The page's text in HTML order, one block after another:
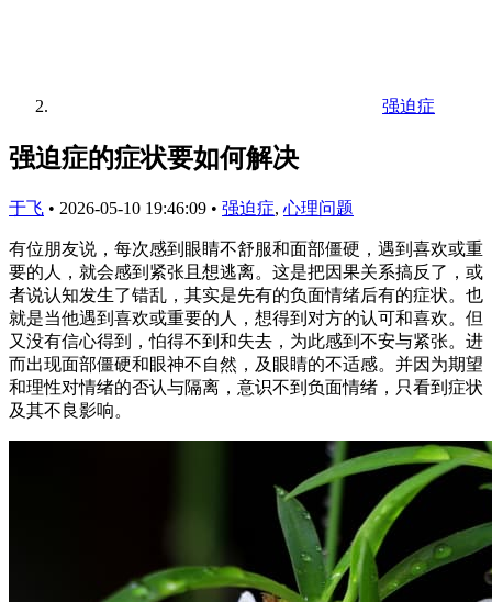
强迫症
强迫症的症状要如何解决
于飞 • 2026-05-10 19:46:09 • 强迫症, 心理问题
有位朋友说，每次感到眼睛不舒服和面部僵硬，遇到喜欢或重
要的人，就会感到紧张且想逃离。这是把因果关系搞反了，或
者说认知发生了错乱，其实是先有的负面情绪后有的症状。也
就是当他遇到喜欢或重要的人，想得到对方的认可和喜欢。但
又没有信心得到，怕得不到和失去，为此感到不安与紧张。进
而出现面部僵硬和眼神不自然，及眼睛的不适感。并因为期望
和理性对情绪的否认与隔离，意识不到负面情绪，只看到症状
及其不良影响。